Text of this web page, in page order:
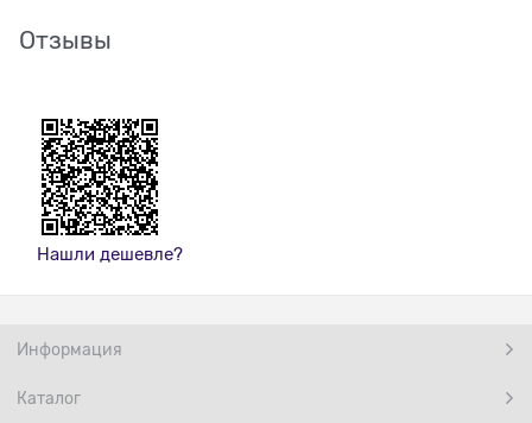
Отзывы
Нашли дешевле?
Информация
Каталог